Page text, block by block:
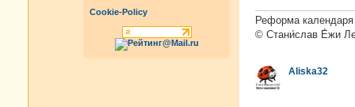
Cookie-Policy
Реформа
© Стани́слав Е́жи
Aliska32